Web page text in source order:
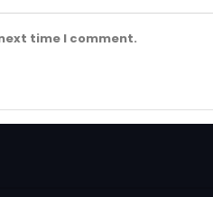
time I comment.